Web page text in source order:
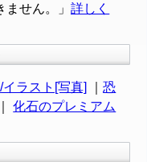
ません。」詳しく
ラスト[写真] ｜恐
｜化石のプレミアム